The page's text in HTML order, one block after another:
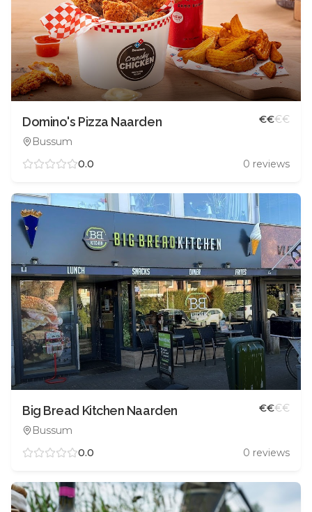
Domino's Pizza Naarden
Bussum
€€€€
0.0 0 reviews
Big Bread Kitchen Naarden
Bussum
€€€€
0.0 0 reviews